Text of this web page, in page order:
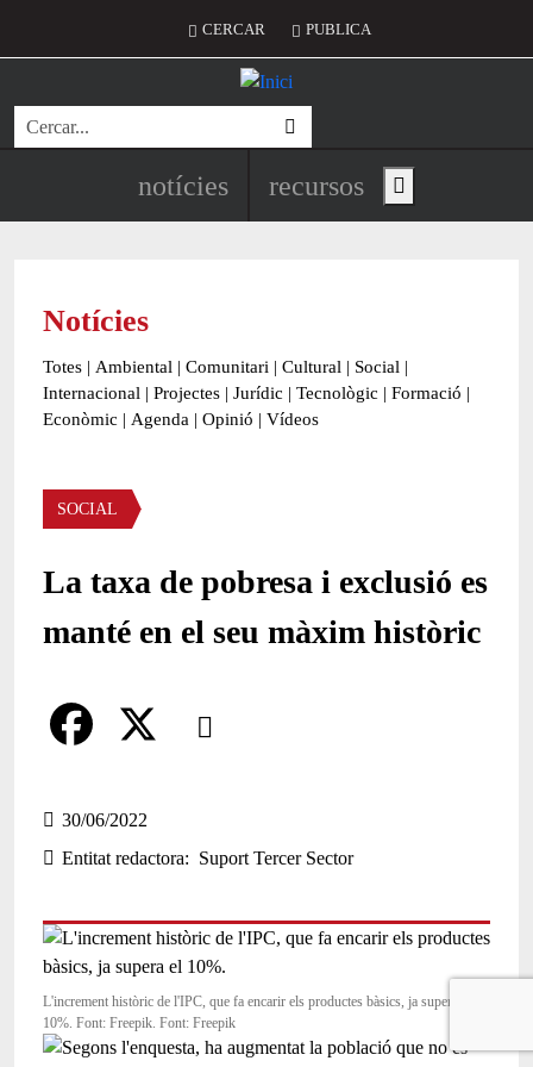
Menú del compte d'usuari
CERCAR PUBLICA
Cerca
Navegació principal de
notícies recursos Show main menu
Notícies
Totes | Ambiental | Comunitari | Cultural | Social |
Internacional | Projectes | Jurídic | Tecnològic | Formació |
Econòmic | Agenda | Opinió | Vídeos
Àmbit de la notícia
SOCIAL
La taxa de pobresa i exclusió es
manté en el seu màxim històric
Comparteix
a
c
b
o
30/06/2022
Entitat redactora
Suport Tercer Sector
L'increment històric de l'IPC, que fa encarir els productes bàsics, ja supera el
10%. Font: Freepik. Font: Freepik